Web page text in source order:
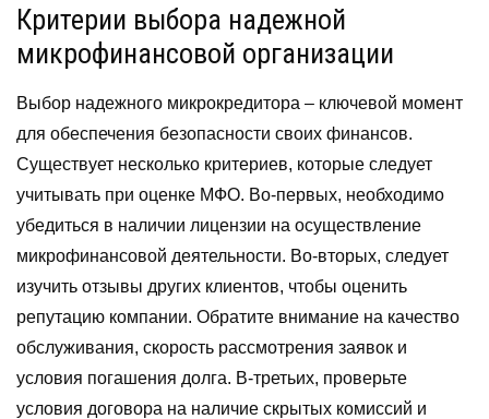
Критерии выбора надежной
микрофинансовой организации
Выбор надежного микрокредитора – ключевой момент
для обеспечения безопасности своих финансов.
Существует несколько критериев, которые следует
учитывать при оценке МФО. Во-первых, необходимо
убедиться в наличии лицензии на осуществление
микрофинансовой деятельности. Во-вторых, следует
изучить отзывы других клиентов, чтобы оценить
репутацию компании. Обратите внимание на качество
обслуживания, скорость рассмотрения заявок и
условия погашения долга. В-третьих, проверьте
условия договора на наличие скрытых комиссий и